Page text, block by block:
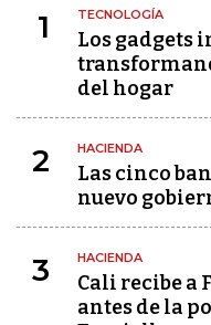
1 TECNOLOGÍA
Los gadgets
del hogar
2 HACIENDA
Las cinco
nuevo
3 HACIENDA
Cali recibe a
antes de la